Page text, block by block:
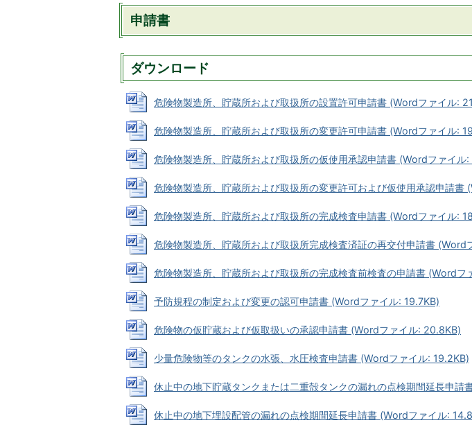
申請書
ダウンロード
危険物製造所、貯蔵所および取扱所の設置許可申請書 (Wordファイル:
危険物製造所、貯蔵所および取扱所の変更許可申請書 (Wordファイル:
危険物製造所、貯蔵所および取扱所の仮使用承認申請書 (Wordファイル:
危険物製造所、貯蔵所および取扱所の変更許可および仮使用承認申請書
危険物製造所、貯蔵所および取扱所の完成検査申請書 (Wordファイル:
危険物製造所、貯蔵所および取扱所完成検査済証の再交付申請書 (Word
危険物製造所、貯蔵所および取扱所の完成検査前検査の申請書 (Wordフ
予防規程の制定および変更の認可申請書 (Wordファイル: 19.7KB)
危険物の仮貯蔵および仮取扱いの承認申請書 (Wordファイル: 20.8KB)
少量危険物等のタンクの水張、水圧検査申請書 (Wordファイル: 19.2KB)
休止中の地下貯蔵タンクまたは二重殻タンクの漏れの点検期間延長申請
休止中の地下埋設配管の漏れの点検期間延長申請書 (Wordファイル: